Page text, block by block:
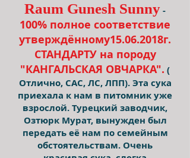
Raum Gunesh Sunny-
100% полное соответствие
утверждённому15.06.2018г.
СТАНДАРТУ на породу
"КАНГАЛЬСКАЯ ОВЧАРКА". (
Отлично, САС, ЛС, ЛПП).Эта сука
приехала к нам в питомник уже
взрослой. Турецкий заводчик,
Озтюрк Мурат, вынужден был
передать её нам по семейным
обстоятельствам. Очень